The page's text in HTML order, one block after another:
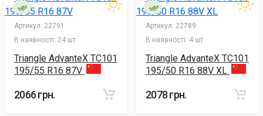
Артикул: 22791
В наявності: 24 шт
Triangle AdvanteX TC101
195/55 R16 87V
2066 грн.
Артикул: 22789
В наявності: 4 шт
Triangle AdvanteX TC101
195/50 R16 88V XL
2078 грн.